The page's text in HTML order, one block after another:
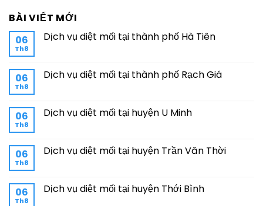
BÀI VIẾT MỚI
06
Th8
Dịch vụ diệt mối tại thành phố Hà Tiên
06
Th8
Dịch vụ diệt mối tại thành phố Rạch Giá
06
Th8
Dịch vụ diệt mối tại huyện U Minh
06
Th8
Dịch vụ diệt mối tại huyện Trần Văn Thời
06
Th8
Dịch vụ diệt mối tại huyện Thới Bình